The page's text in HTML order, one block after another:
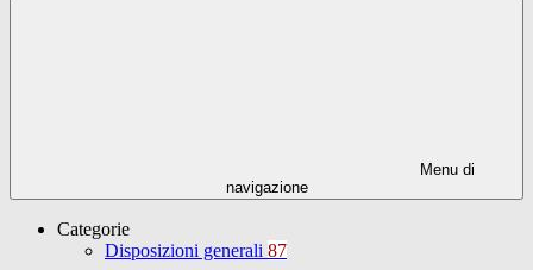
Menu di
navigazione
Categorie
Disposizioni generali 87